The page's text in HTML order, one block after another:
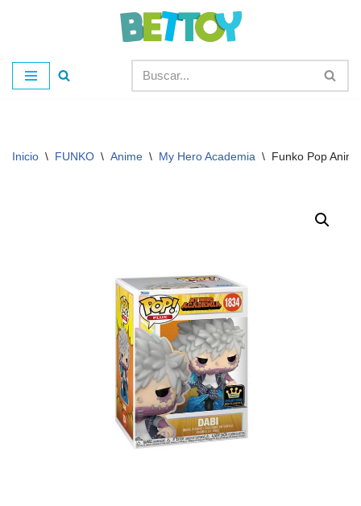
al
contenido
Inicio \ FUNKO \ Anime \ My Hero Academia \ Funko Pop